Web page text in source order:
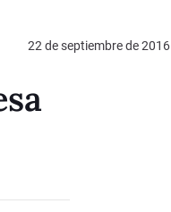
22 de septiembre de 2016